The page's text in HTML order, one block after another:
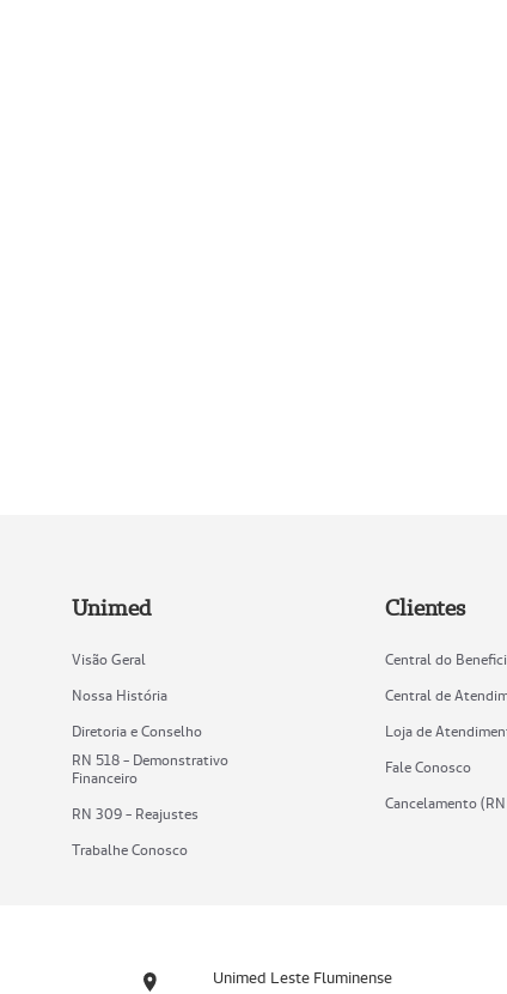
Unimed
Visão Geral
Nossa História
Diretoria e Conselho
RN 518 - Demonstrativo
Financeiro
RN 309 - Reajustes
Trabalhe Conosco
Clientes
Central do
Central de
Loja de
Fale Conosco
Cancelamento
Unimed Leste Fluminense